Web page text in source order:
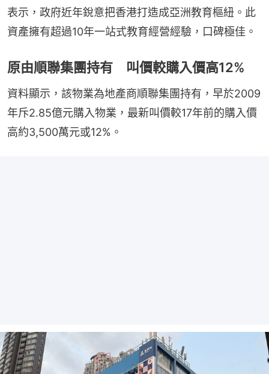
表示，政府近年銳意把香港打造成亞洲教育樞紐。此
資產擁有超過10年一站式教育經營經驗，口碑極佳。
原由順聯集團持有 叫價較購入價高12%
資料顯示，該物業為地產商順聯集團持有，早於2009
年斥2.85億元購入物業，最新叫價較17年前的購入價
高約3,500萬元或12%。